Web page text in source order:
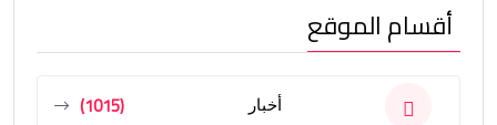
أقسام الموقع
أخبار (1015)